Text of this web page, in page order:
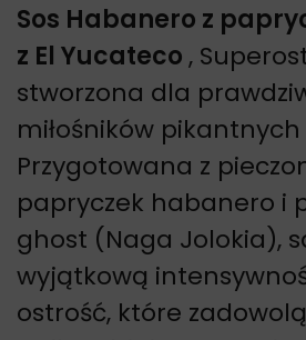
Sos Habanero z
z El Yucateco,
stworzona dla
miłośników
Przygotowana z
papryczek habanero i
ghost (Naga Jolokia),
wyjątkową
ostrość, które